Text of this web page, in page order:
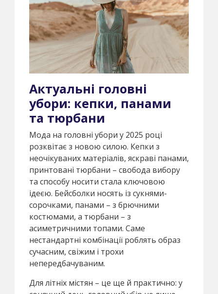
Актуальні головні
убори: кепки, панами
та тюрбани
Мода на головні убори у 2025 році
розквітає з новою силою. Кепки з
неочікуваних матеріалів, яскраві панами,
принтовані тюрбани – свобода вибору
та способу носити стала ключовою
ідеєю. Бейсболки носять із сукнями-
сорочками, панами – з брючними
костюмами, а тюрбани – з
асиметричними топами. Саме
нестандартні комбінації роблять образ
сучасним, свіжим і трохи
непередбачуваним.
Для літніх містян – це ще й практично: у